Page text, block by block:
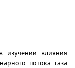
изучении влияния
потока газа